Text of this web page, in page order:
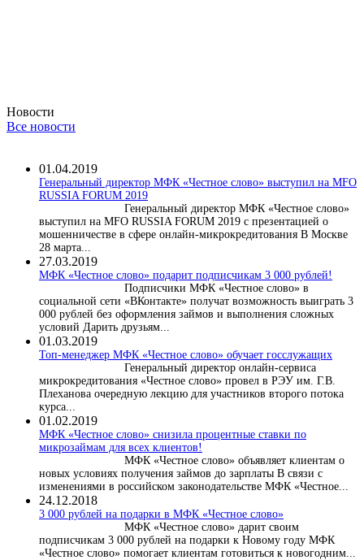
Новости
Все новости
01.04.2019
Генеральный директор МФК «Честное слово» выступил на MFO
RUSSIA FORUM 2019
Генеральный директор МФК «Честное слово»
выступил на MFO RUSSIA FORUM 2019 с презентацией о
мошенничестве в сфере онлайн-микрокредитования В Москве
28 марта...
27.03.2019
МФК «Честное слово» подарит подписчикам 3 000 рублей!
Подписчики МФК «Честное слово» в
социальной сети «ВКонтакте» получат возможность выиграть 3
000 рублей без оформления займов и выполнения сложных
условий Дарить друзьям...
01.03.2019
Топ-менеджер МФК «Честное слово» обучает госслужащих
Генеральный директор онлайн-сервиса
микрокредитования «Честное слово» провел в РЭУ им. Г.В.
Плеханова очередную лекцию для участников второго потока
курса...
01.02.2019
МФК «Честное слово» снизила процентные ставки по
микрозаймам для всех клиентов!
МФК «Честное слово» объявляет клиентам о
новых условиях получения займов до зарплаты В связи с
изменениями в российском законодательстве МФК «Честное...
24.12.2018
3 000 рублей на подарки в МФК «Честное слово»
МФК «Честное слово» дарит своим
подписчикам 3 000 рублей на подарки к Новому году МФК
«Честное слово» помогает клиентам готовиться к новогодним...